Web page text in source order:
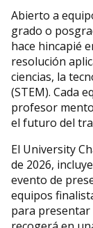
Abierto a
grado o
hace hincapié
resolución
ciencias, la
(STEM). Cada
profesor
el futuro del
El University
de 2026,
evento de
equipos
para presentar